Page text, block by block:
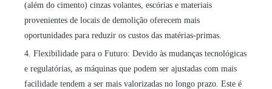
(além do cimento) cinzas volantes, escórias e materiais
provenientes de locais de demolição oferecem mais
oportunidades para reduzir os custos das matérias-primas.
4. Flexibilidade para o Futuro: Devido às mudanças tecnológicas
e regulatórias, as máquinas que podem ser ajustadas com mais
facilidade tendem a ser mais valorizadas no longo prazo. Este é